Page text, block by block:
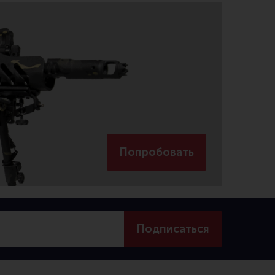
Попробовать
Подписаться